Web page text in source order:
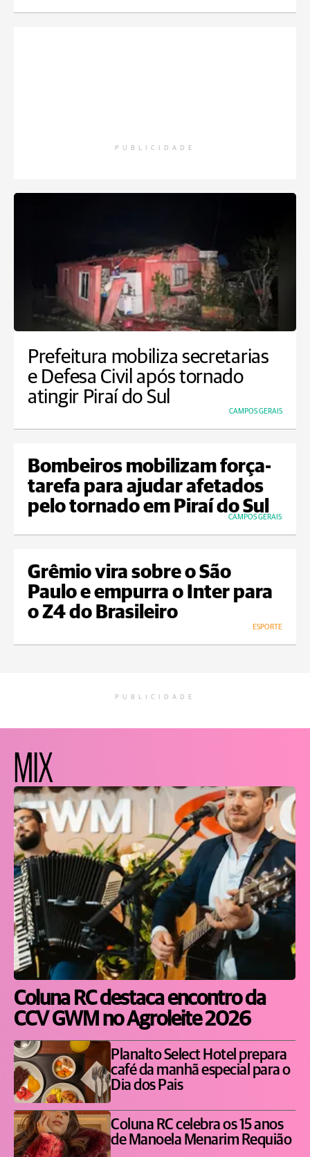
PUBLICIDADE
Prefeitura mobiliza secretarias
e Defesa Civil após tornado
atingir Piraí do Sul
CAMPOS GERAIS
Bombeiros mobilizam força-
tarefa para ajudar afetados
pelo tornado em Piraí do Sul
CAMPOS GERAIS
Grêmio vira sobre o São
Paulo e empurra o Inter para
o Z4 do Brasileiro
ESPORTE
PUBLICIDADE
MIX
Coluna RC destaca encontro da
CCV GWM no Agroleite 2026
Planalto Select Hotel prepara
café da manhã especial para o
Dia dos Pais
Coluna RC celebra os 15 anos
de Manoela Menarim Requião